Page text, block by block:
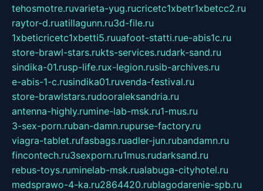
tehosmotre.ruvarieta-yug.rucricetc1xbetr1xbetcc2.ru
raytor-d.ruatillagunn.ru3d-file.ru
1xbeticricetc1xbetti5.ruuafoot-statti.rue-abis1c.ru
store-brawl-stars.rukts-services.rudark-sand.ru
sindika-01.rusp-life.rux-legion.rusib-archives.ru
e-abis-1-c.rusindika01.ruvenda-festival.ru
store-brawlstars.rudooraleksandria.ru
antenna-highly.rumine-lab-msk.ru1-mus.ru
3-sex-porn.ruban-damn.rupurse-factory.ru
viagra-tablet.rufasbags.ruadler-jun.rubandamn.ru
fincontech.ru3sexporn.ru1mus.rudarksand.ru
rebus-toys.ruminelab-msk.rualabuga-cityhotel.ru
medsprawo-4-ka.ru2864420.rublagodarenie-spb.ru